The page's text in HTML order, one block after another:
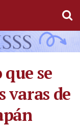
se
varas de